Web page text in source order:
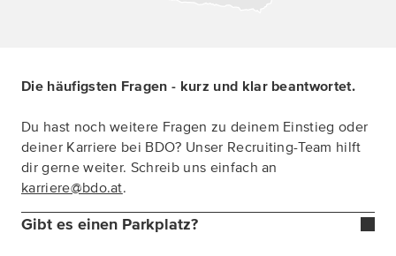
Die häufigsten Fragen - kurz und klar beantwortet.
Du hast noch weitere Fragen zu deinem Einstieg oder
deiner Karriere bei BDO? Unser Recruiting-Team hilft
dir gerne weiter. Schreib uns einfach an
karriere@bdo.at.
Gibt es einen Parkplatz?